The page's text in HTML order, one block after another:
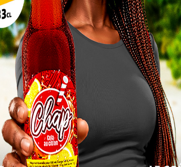
Togo-Arabie Saoudite :
Renforcement des liens
bilatéraux et des partenariats
stratégiques
Redaction - 13 octobre 2023 0
Ce 11 octobre 2023, le Président de la République
Togolaise, Faure Essozimna Gnassingbé, a reçu
l’Envoyé spécial du Roi Salman bin Abdulaziz Al-
Saoud, Adel...